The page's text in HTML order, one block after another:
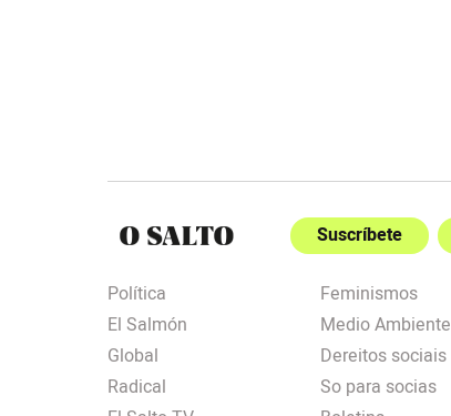
Suscríbete
Política
El Salmón
Global
Radical
Feminismos
Medio Ambiente
Dereitos sociais
So para socias